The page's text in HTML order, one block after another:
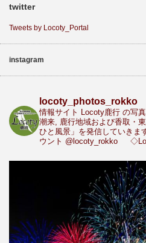
twitter
Tweets by Locoty_Portal
instagram
locoty_photos_rokko
情報サイト Locoty鹿行 の写
潮来, 鹿行地域および香取・
ひと風景」を発信していきま
ウント @locoty_rokko